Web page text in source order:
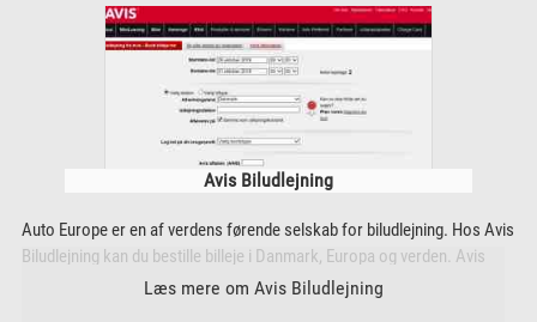
Avis Biludlejning
Læs mere om Avis Biludlejning
Auto Europe er en af verdens førende selskab for biludlejning. Hos Avis
Biludlejning kan du bestille billeje i Danmark, Europa og verden. Avis
Biludlejning tilbyder også et bredt udvalg af ekstraudstyr, som du kan